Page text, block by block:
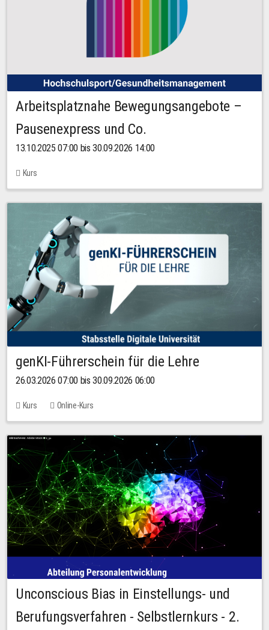
Arbeitsplatznahe Bewegungsangebote –
Pausenexpress und Co.
13.10.2025 07:00 bis 30.09.2026 14:00
Kurs
genKI-Führerschein für die Lehre
26.03.2026 07:00 bis 30.09.2026 06:00
Kurs Online-Kurs
Unconscious Bias in Einstellungs- und
Berufungsverfahren - Selbstlernkurs - 2.